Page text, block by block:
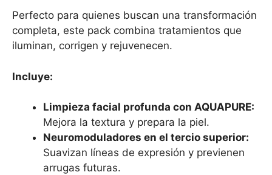
Perfecto para quienes buscan una transformación
completa, este pack combina tratamientos que
iluminan, corrigen y rejuvenecen.
Incluye:
Limpieza facial profunda con AQUAPURE:
Mejora la textura y prepara la piel.
Neuromoduladores en el tercio superior:
Suavizan líneas de expresión y previenen
arrugas futuras.